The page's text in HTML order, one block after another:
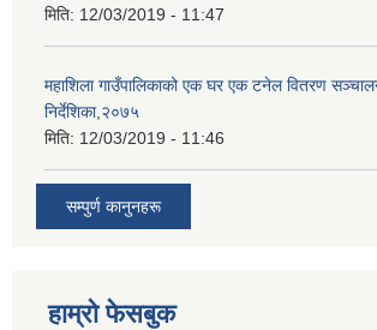
मिति: 12/03/2019 - 11:47
महाशिला गाउँपालिकाको एक घर एक टनेल वितरण
निर्देशिका,२०७५
मिति: 12/03/2019 - 11:46
सम्पुर्ण कानुनहरू
हाम्रो फेसबुक